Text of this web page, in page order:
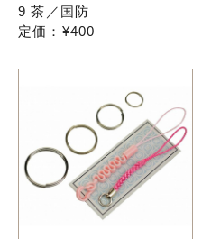
9 茶／国防
定価：¥400